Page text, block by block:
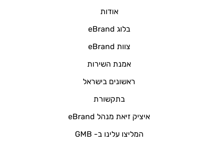
אודות
בלוג eBrand
צוות eBrand
אמנת השירות
ראשונים בישראל
בתקשורת
איציק זיאת מנהל eBrand
המליצו עלינו ב- GMB